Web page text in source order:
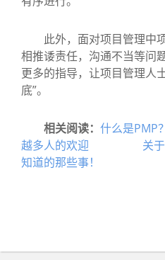
此外，面对项目管理中
相推诿责任，沟通不当等问
更多的指导，让项目管理人
底”。
相关阅读： 什么是PMP
越多人的欢迎
关
知道的那些事！